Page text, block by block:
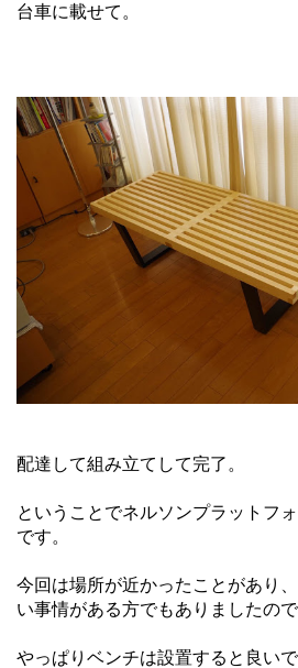
台車に載せて。
配達して組み立てして完了。
ということでネルソンプラットフ
です。
今回は場所が近かったことがあり
い事情がある方でもありましたの
やっぱりベンチは設置すると良いで